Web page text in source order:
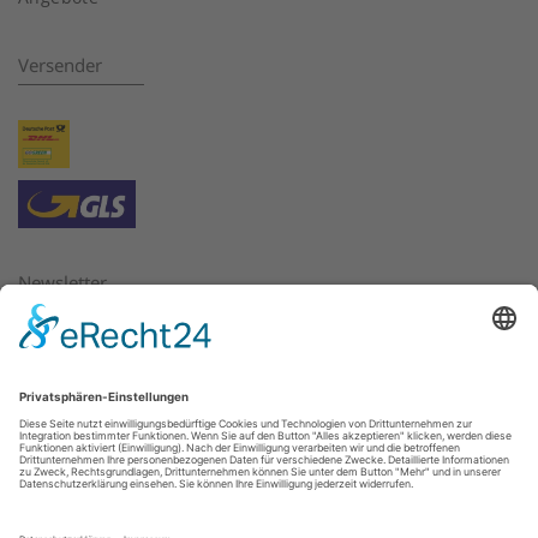
Versender
Newsletter
Bitte geben Sie hier die E-Mail Adresse ein, für die Sie
E-Mail:*